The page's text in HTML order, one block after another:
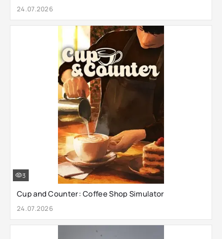
24.07.2026
Cup and Counter: Coffee Shop Simulator
24.07.2026
3